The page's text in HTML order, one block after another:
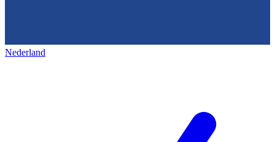
Nederland